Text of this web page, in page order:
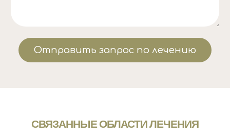
Отправить запрос по лечению
СВЯЗАННЫЕ ОБЛАСТИ ЛЕЧЕНИЯ